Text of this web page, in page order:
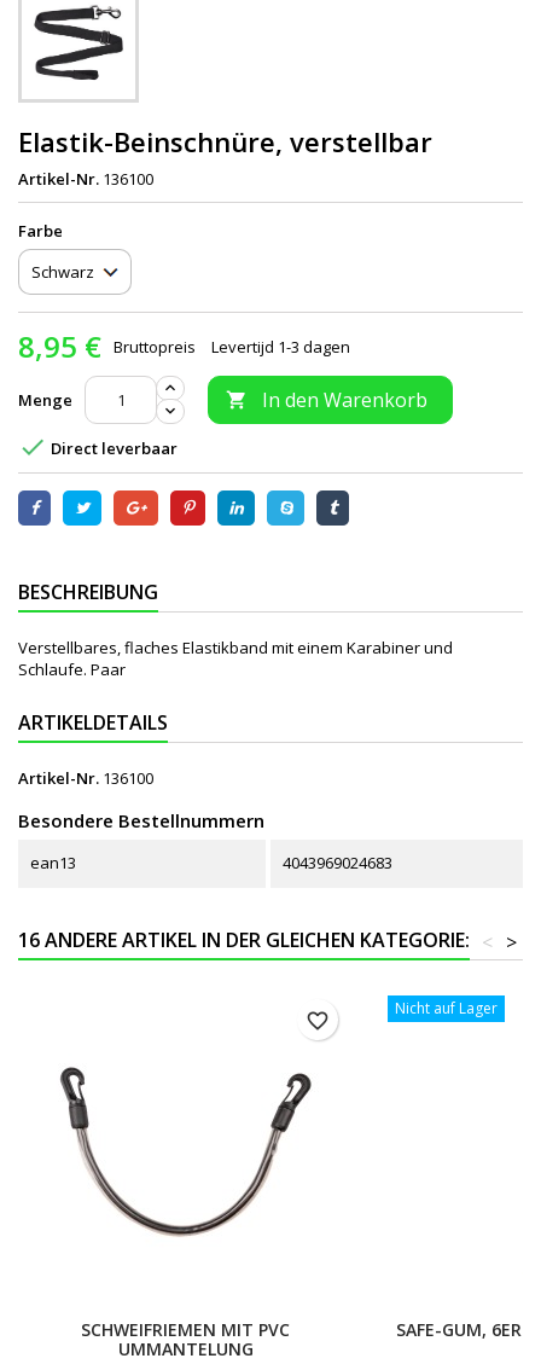
Elastik-Beinschnüre, verstellbar
Artikel-Nr. 136100
Farbe
8,95 € Bruttopreis Levertijd 1-3 dagen
Menge  In den Warenkorb
 Direct leverbaar
BESCHREIBUNG
Verstellbares, flaches Elastikband mit einem Karabiner und
Schlaufe. Paar
ARTIKELDETAILS
Artikel-Nr. 136100
Besondere Bestellnummern
ean13 4043969024683
16 ANDERE ARTIKEL IN DER GLEICHEN KATEGORIE: >
<
SCHWEIFRIEMEN MIT PVC
UMMANTELUNG
favorite_border
Nicht auf Lager
SAFE-GUM, 6ER